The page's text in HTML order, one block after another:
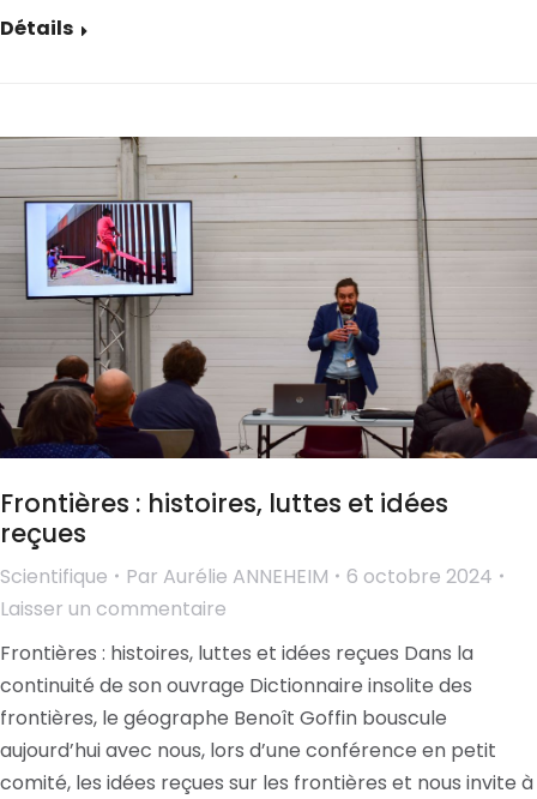
Détails
Frontières : histoires, luttes et idées
reçues
Scientifique Par Aurélie ANNEHEIM
6 octobre 2024
Laisser un commentaire
Frontières : histoires, luttes et idées reçues Dans la
continuité de son ouvrage Dictionnaire insolite des
frontières, le géographe Benoît Goffin bouscule
aujourd’hui avec nous, lors d’une conférence en petit
comité, les idées reçues sur les frontières et nous invite à